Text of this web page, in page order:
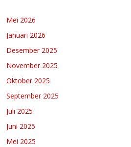
Mei 2026
Januari 2026
Desember 2025
November 2025
Oktober 2025
September 2025
Juli 2025
Juni 2025
Mei 2025